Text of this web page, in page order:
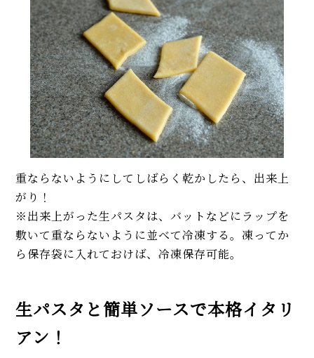
重ならないようにしてしばらく乾かしたら、出来上
がり！
※出来上がった生パスタは、バットなどにラップを
敷いて重ならないように並べて冷凍する。凍ってか
ら保存袋に入れておけば、冷凍保存可能。
生パスタと簡単ソースで本格イタリ
アン！